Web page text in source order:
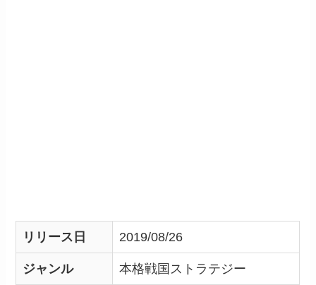
リリース日 2019/08/26
ジャンル 本格戦国ストラテジー